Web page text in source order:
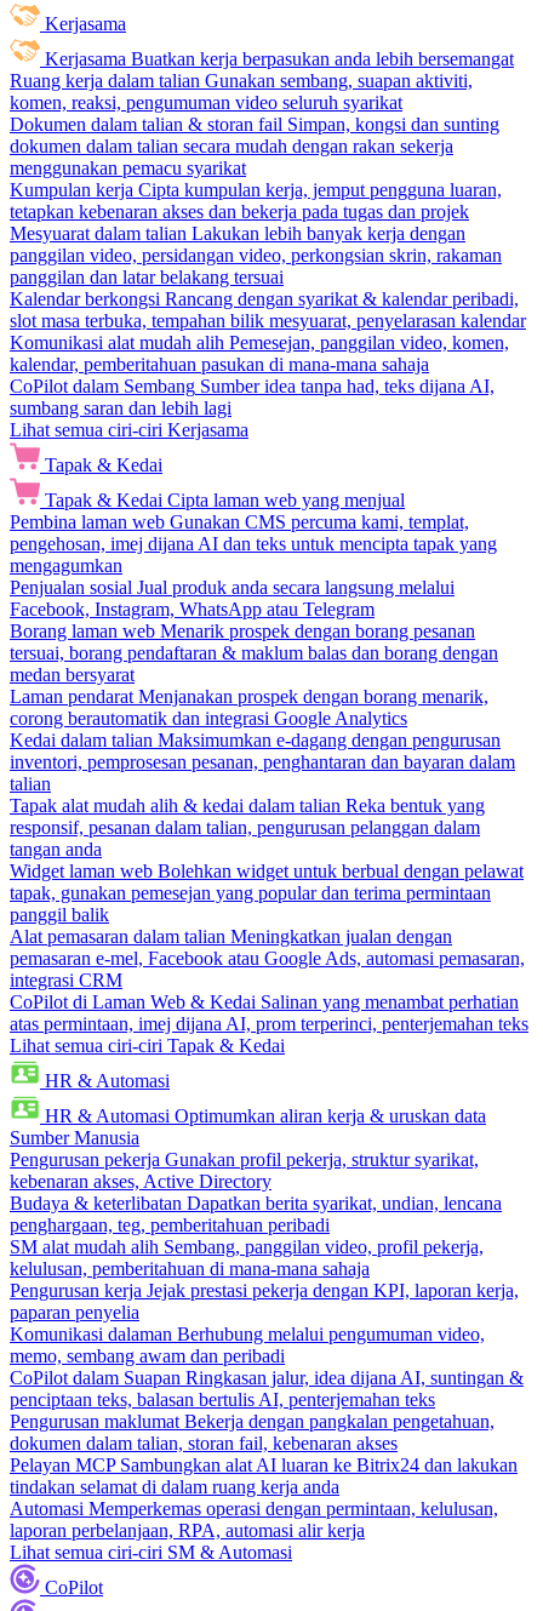
Kerjasama
Kerjasama Buatkan kerja berpasukan anda lebih bersemangat
Ruang kerja dalam talian Gunakan sembang, suapan aktiviti,
komen, reaksi, pengumuman video seluruh syarikat
Dokumen dalam talian & storan fail Simpan, kongsi dan sunting
dokumen dalam talian secara mudah dengan rakan sekerja
menggunakan pemacu syarikat
Kumpulan kerja Cipta kumpulan kerja, jemput pengguna luaran,
tetapkan kebenaran akses dan bekerja pada tugas dan projek
Mesyuarat dalam talian Lakukan lebih banyak kerja dengan
panggilan video, persidangan video, perkongsian skrin, rakaman
panggilan dan latar belakang tersuai
Kalendar berkongsi Rancang dengan syarikat & kalendar peribadi,
slot masa terbuka, tempahan bilik mesyuarat, penyelarasan kalendar
Komunikasi alat mudah alih Pemesejan, panggilan video, komen,
kalendar, pemberitahuan pasukan di mana-mana sahaja
CoPilot dalam Sembang Sumber idea tanpa had, teks dijana AI,
sumbang saran dan lebih lagi
Lihat semua ciri-ciri Kerjasama
Tapak & Kedai
Tapak & Kedai Cipta laman web yang menjual
Pembina laman web Gunakan CMS percuma kami, templat,
pengehosan, imej dijana AI dan teks untuk mencipta tapak yang
mengagumkan
Penjualan sosial Jual produk anda secara langsung melalui
Facebook, Instagram, WhatsApp atau Telegram
Borang laman web Menarik prospek dengan borang pesanan
tersuai, borang pendaftaran & maklum balas dan borang dengan
medan bersyarat
Laman pendarat Menjanakan prospek dengan borang menarik,
corong berautomatik dan integrasi Google Analytics
Kedai dalam talian Maksimumkan e-dagang dengan pengurusan
inventori, pemprosesan pesanan, penghantaran dan bayaran dalam
talian
Tapak alat mudah alih & kedai dalam talian Reka bentuk yang
responsif, pesanan dalam talian, pengurusan pelanggan dalam
tangan anda
Widget laman web Bolehkan widget untuk berbual dengan pelawat
tapak, gunakan pemesejan yang popular dan terima permintaan
panggil balik
Alat pemasaran dalam talian Meningkatkan jualan dengan
pemasaran e-mel, Facebook atau Google Ads, automasi pemasaran,
integrasi CRM
CoPilot di Laman Web & Kedai Salinan yang menambat perhatian
atas permintaan, imej dijana AI, prom terperinci, penterjemahan teks
Lihat semua ciri-ciri Tapak & Kedai
HR & Automasi
HR & Automasi Optimumkan aliran kerja & uruskan data
Sumber Manusia
Pengurusan pekerja Gunakan profil pekerja, struktur syarikat,
kebenaran akses, Active Directory
Budaya & keterlibatan Dapatkan berita syarikat, undian, lencana
penghargaan, teg, pemberitahuan peribadi
SM alat mudah alih Sembang, panggilan video, profil pekerja,
kelulusan, pemberitahuan di mana-mana sahaja
Pengurusan kerja Jejak prestasi pekerja dengan KPI, laporan kerja,
paparan penyelia
Komunikasi dalaman Berhubung melalui pengumuman video,
memo, sembang awam dan peribadi
CoPilot dalam Suapan Ringkasan jalur, idea dijana AI, suntingan &
penciptaan teks, balasan bertulis AI, penterjemahan teks
Pengurusan maklumat Bekerja dengan pangkalan pengetahuan,
dokumen dalam talian, storan fail, kebenaran akses
Pelayan MCP Sambungkan alat AI luaran ke Bitrix24 dan lakukan
tindakan selamat di dalam ruang kerja anda
Automasi Memperkemas operasi dengan permintaan, kelulusan,
laporan perbelanjaan, RPA, automasi alir kerja
Lihat semua ciri-ciri SM & Automasi
CoPilot